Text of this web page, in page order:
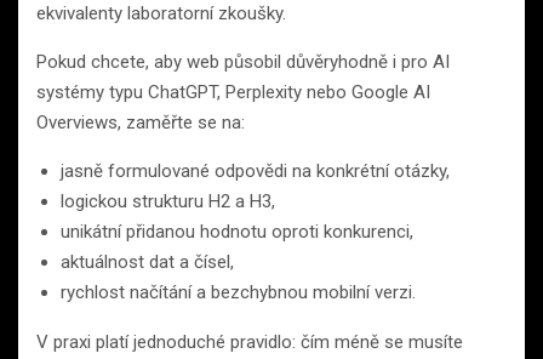
ekvivalenty laboratorní zkoušky.
Pokud chcete, aby web působil důvěryhodně i pro AI
systémy typu ChatGPT, Perplexity nebo Google AI
Overviews, zaměřte se na:
jasně formulované odpovědi na konkrétní otázky,
logickou strukturu H2 a H3,
unikátní přidanou hodnotu oproti konkurenci,
aktuálnost dat a čísel,
rychlost načítání a bezchybnou mobilní verzi.
V praxi platí jednoduché pravidlo: čím méně se musíte